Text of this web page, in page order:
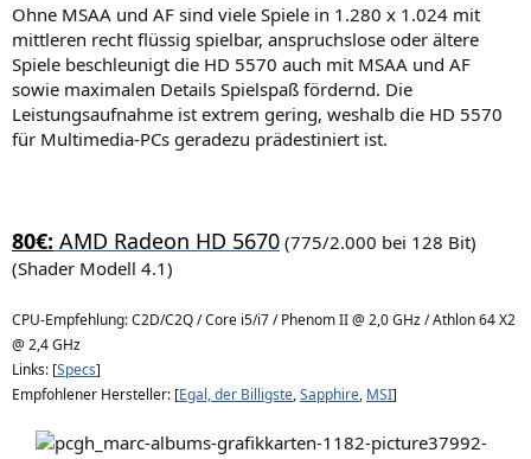
Ohne MSAA und AF sind viele Spiele in 1.280 x 1.024 mit
mittleren recht flüssig spielbar, anspruchslose oder ältere
Spiele beschleunigt die HD 5570 auch mit MSAA und AF
sowie maximalen Details Spielspaß fördernd. Die
Leistungsaufnahme ist extrem gering, weshalb die HD 5570
für Multimedia-PCs geradezu prädestiniert ist.
80€: AMD Radeon HD 5670 (775/2.000 bei 128 Bit)
(Shader Modell 4.1)
CPU-Empfehlung: C2D/C2Q / Core i5/i7 / Phenom II @ 2,0 GHz / Athlon 64 X2
@ 2,4 GHz
Links: [Specs]
Empfohlener Hersteller: [Egal, der Billigste,Sapphire, MSI]